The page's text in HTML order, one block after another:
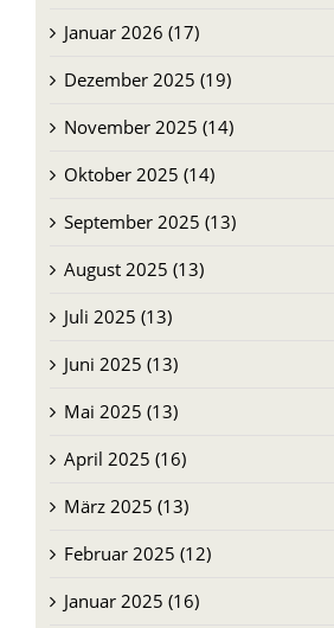
Januar 2026 (17)
Dezember 2025 (19)
November 2025 (14)
Oktober 2025 (14)
September 2025 (13)
August 2025 (13)
Juli 2025 (13)
Juni 2025 (13)
Mai 2025 (13)
April 2025 (16)
März 2025 (13)
Februar 2025 (12)
Januar 2025 (16)